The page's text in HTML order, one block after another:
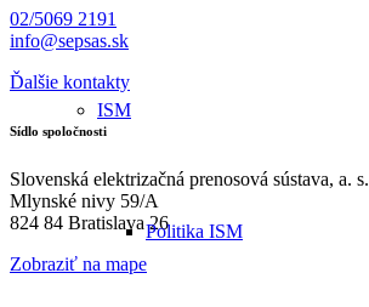
ISM
Politika ISM
02/5069 2191
info@sepsas.sk
Ďalšie kontakty
Sídlo spoločnosti
Slovenská elektrizačná prenosová sústava, a. s.
Mlynské nivy 59/A
824 84 Bratislava 26
Zobraziť na mape